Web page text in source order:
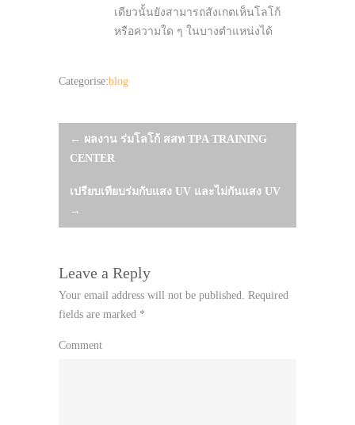
เดียวนั้นยังสามารถสังเกตเห็นโลโก้
หรือความใด ๆ ในบางตำแหน่งได้
Categorise:blog
Post
navigation
← ผลงาน ร่มโลโก้ สสท TPA TRAINING
CENTER
เปรียบเทียบร่มกับแสง UV และไม่กันแสง UV
→
Leave a Reply
Your email address will not be published. Required
fields are marked *
Comment